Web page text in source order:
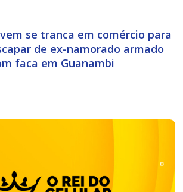
se tranca em comércio para
de ex-namorado armado
faca em Guanambi